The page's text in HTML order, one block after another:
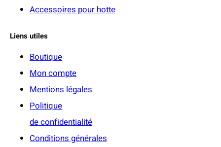
Accessoires pour hotte
Liens utiles
Boutique
Mon compte
Mentions légales
Politique
de confidentialité
Conditions générales